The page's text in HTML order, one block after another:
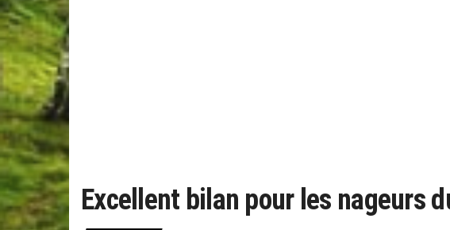
Excellent bilan pour les nageurs